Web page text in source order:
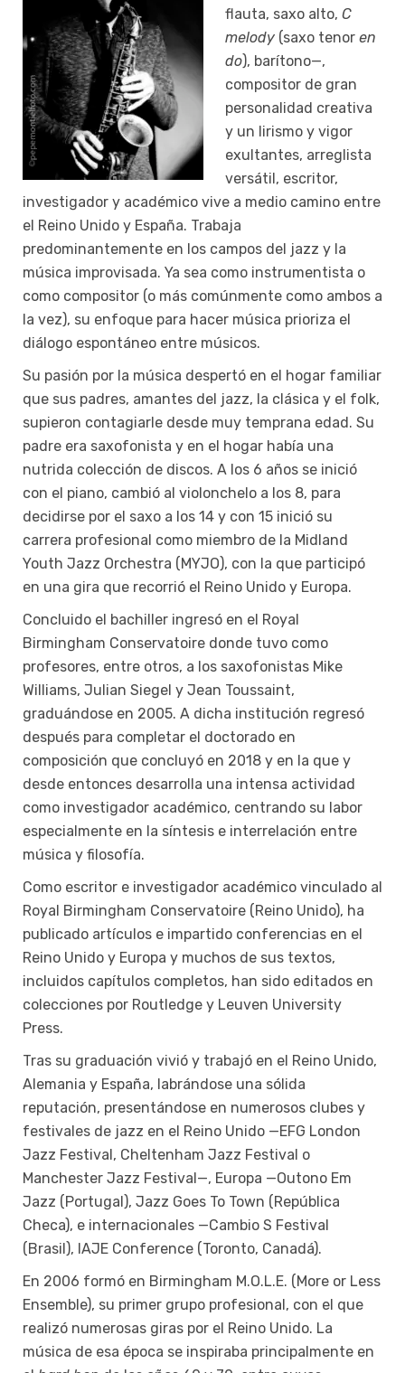
flauta, saxo alto, C
melody (saxo tenor en
do), barítono—,
compositor de gran
personalidad creativa
y un lirismo y vigor
exultantes, arreglista
versátil, escritor,
investigador y académico vive a medio camino entre
el Reino Unido y España. Trabaja
predominantemente en los campos del jazz y la
música improvisada. Ya sea como instrumentista o
como compositor (o más comúnmente como ambos a
la vez), su enfoque para hacer música prioriza el
diálogo espontáneo entre músicos.
Su pasión por la música despertó en el hogar familiar
que sus padres, amantes del jazz, la clásica y el folk,
supieron contagiarle desde muy temprana edad. Su
padre era saxofonista y en el hogar había una
nutrida colección de discos. A los 6 años se inició
con el piano, cambió al violonchelo a los 8, para
decidirse por el saxo a los 14 y con 15 inició su
carrera profesional como miembro de la Midland
Youth Jazz Orchestra (MYJO), con la que participó
en una gira que recorrió el Reino Unido y Europa.
Concluido el bachiller ingresó en el Royal
Birmingham Conservatoire donde tuvo como
profesores, entre otros, a los saxofonistas Mike
Williams, Julian Siegel y Jean Toussaint,
graduándose en 2005. A dicha institución regresó
después para completar el doctorado en
composición que concluyó en 2018 y en la que y
desde entonces desarrolla una intensa actividad
como investigador académico, centrando su labor
especialmente en la síntesis e interrelación entre
música y filosofía.
Como escritor e investigador académico vinculado al
Royal Birmingham Conservatoire (Reino Unido), ha
publicado artículos e impartido conferencias en el
Reino Unido y Europa y muchos de sus textos,
incluidos capítulos completos, han sido editados en
colecciones por Routledge y Leuven University
Press.
Tras su graduación vivió y trabajó en el Reino Unido,
Alemania y España, labrándose una sólida
reputación, presentándose en numerosos clubes y
festivales de jazz en el Reino Unido —EFG London
Jazz Festival, Cheltenham Jazz Festival o
Manchester Jazz Festival—, Europa —Outono Em
Jazz (Portugal), Jazz Goes To Town (República
Checa), e internacionales —Cambio S Festival
(Brasil), IAJE Conference (Toronto, Canadá).
En 2006 formó en Birmingham M.O.L.E. (More or Less
Ensemble), su primer grupo profesional, con el que
realizó numerosas giras por el Reino Unido. La
música de esa época se inspiraba principalmente en